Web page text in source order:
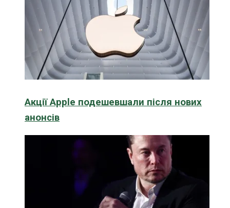
Акції Apple подешевшали після нових
анонсів